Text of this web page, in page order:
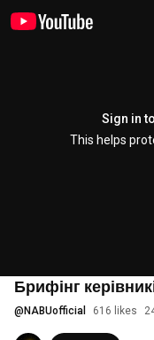
Sign in
This helps
Брифінг
@ NABUofficial 616 likes